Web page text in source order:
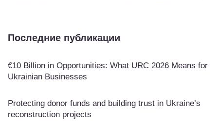
Последние публикации
€10 Billion in Opportunities: What URC 2026 Means for
Ukrainian Businesses
Protecting donor funds and building trust in Ukraine’s
reconstruction projects